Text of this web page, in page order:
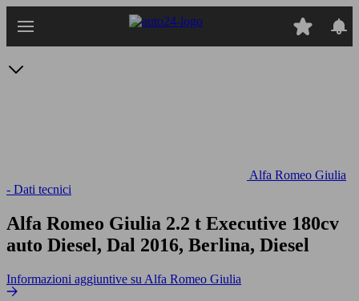
Alfa Romeo Giulia
- Dati tecnici
Alfa Romeo Giulia 2.2 t Executive 180cv
auto Diesel, Dal 2016, Berlina, Diesel
Informazioni aggiuntive su Alfa Romeo Giulia